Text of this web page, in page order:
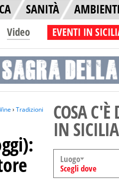
SANITÀ
Video EVENTI IN
› Tradizioni COSA C'È
IN SICILIA
Luogo
Scegli dove